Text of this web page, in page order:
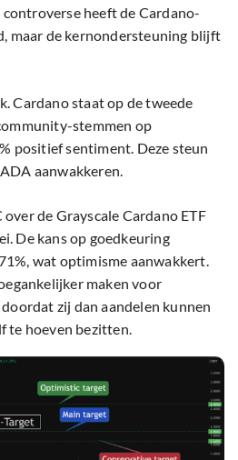
heeft de Cardano-
maar de kernondersteuning blijft
Cardano staat op de tweede
stemmen op
positief sentiment. Deze steun
aanwakkeren.
over de Grayscale Cardano ETF
De kans op goedkeuring
wat optimisme aanwakkert.
maken voor
zij dan aandelen kunnen
te hoeven bezitten.